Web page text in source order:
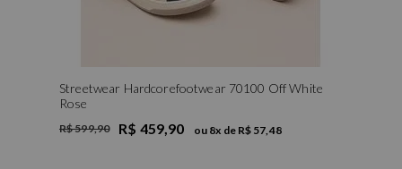
Streetwear Hardcorefootwear 70100 Off White
Rose
R$ 599,90 R$ 459,90 ou 8x de R$ 57,48